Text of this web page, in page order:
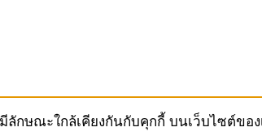
ลักษณะใกล้เคียงกันกับคุกกี้ บนเว็บไซต์ข